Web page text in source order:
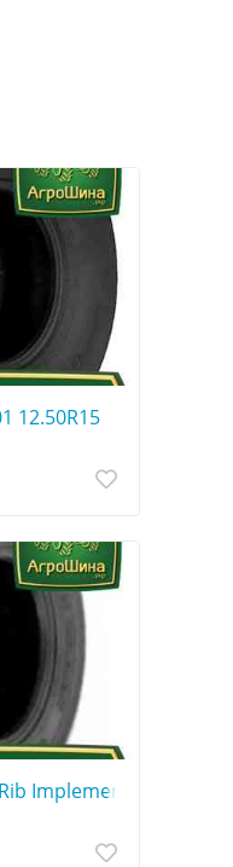
12.50R15
Implement I-1 11.00R15